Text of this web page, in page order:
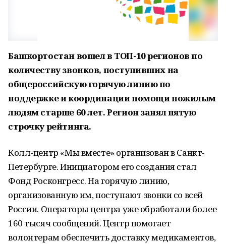
Башкортостан вошел в ТОП-10 регионов по
количеству звонков, поступивших на
общероссийскую горячую линию по
поддержке и координации помощи пожилым
людям старше 60 лет. Регион занял пятую
строчку рейтинга.
Колл-центр «Мы вместе» организован в Санкт-
Петербурге. Инициатором его создания стал
Фонд Росконгресс. На горячую линию,
организованную им, поступают звонки со всей
России. Операторы центра уже обработали более
160 тысяч сообщений. Центр помогает
волонтерам обеспечить доставку медикаментов,